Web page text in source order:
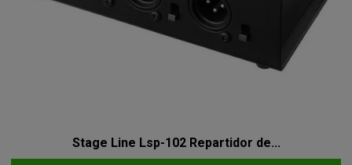
Stage Line Lsp-102 Repartidor de...